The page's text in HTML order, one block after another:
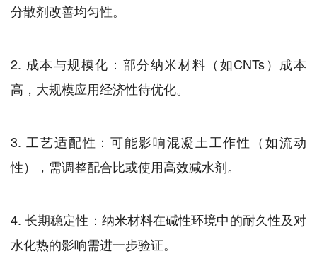
分散剂改善均匀性。
2. 成本与规模化：部分纳米材料（如CNTs）成本
高，大规模应用经济性待优化。
3. 工艺适配性：可能影响混凝土工作性（如流动
性），需调整配合比或使用高效减水剂。
4. 长期稳定性：纳米材料在碱性环境中的耐久性及对
水化热的影响需进一步验证。